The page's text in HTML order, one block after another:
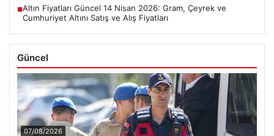
■Altın Fiyatları Güncel 14 Nisan 2026: Gram, Çeyrek ve
Cumhuriyet Altını Satış ve Alış Fiyatları
Güncel
07/08/2026